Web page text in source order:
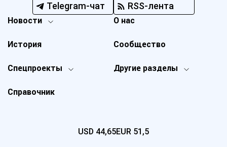
Telegram-чат RSS-лента
Новости
Спецпроекты Другие разделы
История
О нас
Справочник
Сообщество
USD 44,65EUR 51,5